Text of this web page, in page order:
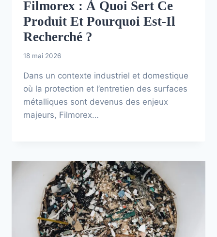
Filmorex : À Quoi Sert Ce
Produit Et Pourquoi Est-Il
Recherché ?
18 mai 2026
Dans un contexte industriel et domestique
où la protection et l’entretien des surfaces
métalliques sont devenus des enjeux
majeurs, Filmorex…